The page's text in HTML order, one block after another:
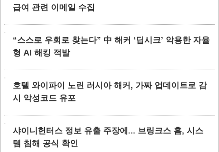
급여 관련 이메일 수집
“스스로 우회로 찾는다” 中 해커 ‘딥시크’ 악용한 자율
형 AI 해킹 적발
호텔 와이파이 노린 러시아 해커, 가짜 업데이트로 감
시 악성코드 유포
샤이니헌터스 정보 유출 주장에... 브링크스 홈, 시스
템 침해 공식 확인